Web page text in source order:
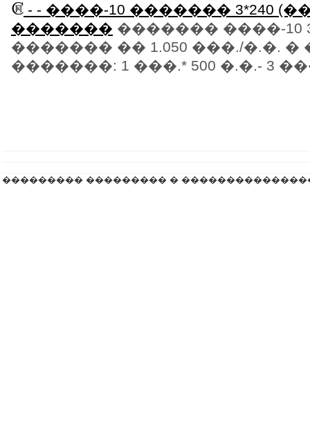
- - ����-10 ������� 3*240
������� ������� ����-10
������� �� 1.050 ���./�.�.
�������: 1 ���.* 500 �.�.- 3
��������� ��������� �